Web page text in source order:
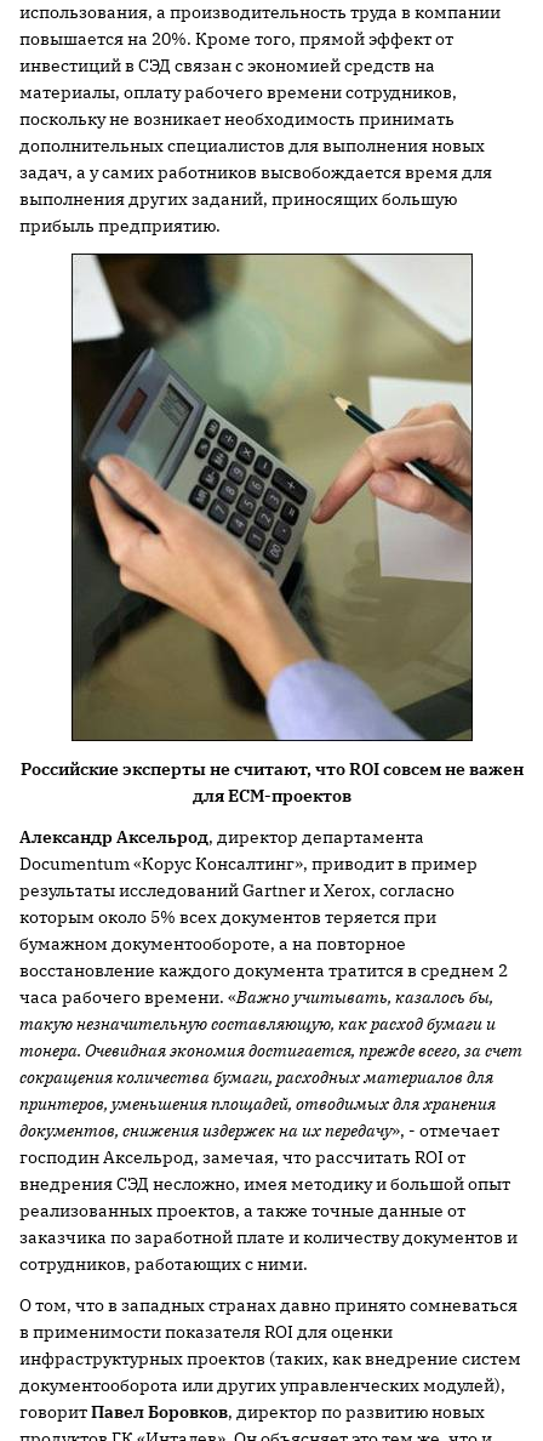
использования, а производительность труда в компании
повышается на 20%. Кроме того, прямой эффект от
инвестиций в СЭД связан с экономией средств на
материалы, оплату рабочего времени сотрудников,
поскольку не возникает необходимость принимать
дополнительных специалистов для выполнения новых
задач, а у самих работников высвобождается время для
выполнения других заданий, приносящих большую
прибыль предприятию.
Российские эксперты не считают, чтоROI совсем не важен
дляECM-проектов
Александр Аксельрод, директор департамента
Documentum «Корус Консалтинг», приводит в пример
результаты исследований Gartner и Xerox, согласно
которым около 5% всех документов теряется при
бумажном документообороте, а на повторное
восстановление каждого документа тратится в среднем 2
часа рабочего времени. «Важно учитывать, казалось бы,
такую незначительную составляющую, как расход бумаги и
тонера. Очевидная экономия достигается, прежде всего, за счет
сокращения количества бумаги, расходных материалов для
принтеров, уменьшения площадей, отводимых для хранения
документов, снижения издержек на их передачу», - отмечает
господин Аксельрод, замечая, что рассчитать ROI от
внедрения СЭД несложно, имея методику и большой опыт
реализованных проектов, а также точные данные от
заказчика по заработной плате и количеству документов и
сотрудников, работающих с ними.
О том, что в западных странах давно принято сомневаться
в применимости показателя ROI для оценки
инфраструктурных проектов (таких, как внедрение систем
документооборота или других управленческих модулей),
говоритПавел Боровков, директор по развитию новых